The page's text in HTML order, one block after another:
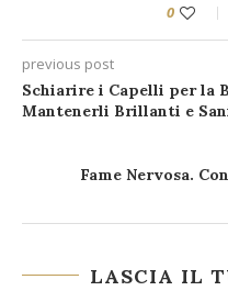
0
previous post
Schiarire i Capelli per la
Mantenerli Brillanti e
Fame Nervosa.
LASCIA IL